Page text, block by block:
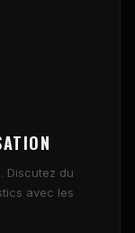
Discutez du
avec les